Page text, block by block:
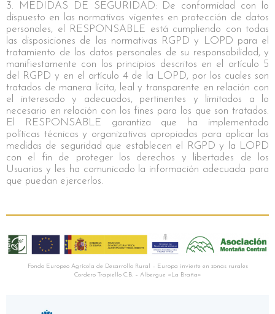
3. MEDIDAS DE SEGURIDAD: De conformidad con lo
dispuesto en las normativas vigentes en protección de datos
personales, el RESPONSABLE está cumpliendo con todas
las disposiciones de las normativas RGPD y LOPD para el
tratamiento de los datos personales de su responsabilidad, y
manifiestamente con los principios descritos en el artículo 5
del RGPD y en el artículo 4 de la LOPD, por los cuales son
tratados de manera lícita, leal y transparente en relación con
el interesado y adecuados, pertinentes y limitados a lo
necesario en relación con los fines para los que son tratados.
El RESPONSABLE garantiza que ha implementado
políticas técnicas y organizativas apropiadas para aplicar las
medidas de seguridad que establecen el RGPD y la LOPD
con el fin de proteger los derechos y libertades de los
Usuarios y les ha comunicado la información adecuada para
que puedan ejercerlos.
Fondo Europeo Agrícola de Desarrollo Rural – Europa invierte en zonas rurales
Cordero Trapiello C.B. – Albergue «La Braña»